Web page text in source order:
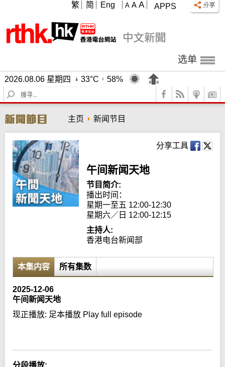
APPS
A A A
繁 简 Eng
选单
2026.08.06 星期四 33°C
58%
S
e
r
c
h
主页 新闻节目
分享工具
午间新闻天地
节目简介:
播出时间：
星期一至五 12:00-12:30
星期六／日 12:00-12:15
主持人:
香港电台新闻部
本集内容 所有集数
2025-12-06
午间新闻天地
现正播放: 足本播放 Play full episode